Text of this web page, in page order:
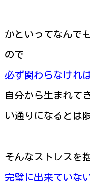
かといってなんで
ので
必ず関わらなけれ
自分から生まれて
い通りになるとは
そんなストレスを
完璧に出来ていな